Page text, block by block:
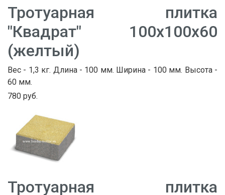
Тротуарная плитка
"Квадрат" 100х100х60
(желтый)
Вес - 1,3 кг. Длина - 100 мм. Ширина - 100 мм. Высота -
60 мм.
780 руб.
Тротуарная плитка